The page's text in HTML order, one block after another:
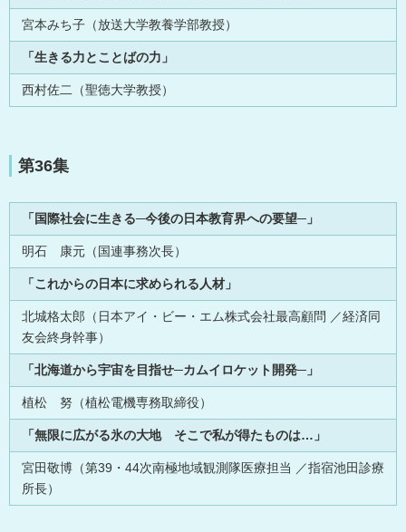
宮本みち子（放送大学教養学部教授）
「生きる力とことばの力」
西村佐二（聖徳大学教授）
第36集
「国際社会に生きる─今後の日本教育界への要望─」
明石 康元（国連事務次長）
「これからの日本に求められる人材」
北城格太郎（日本アイ・ビー・エム株式会社最高顧問 ／経済同
友会終身幹事）
「北海道から宇宙を目指せ─カムイロケット開発─」
植松 努（植松電機専務取締役）
「無限に広がる氷の大地 そこで私が得たものは…」
宮田敬博（第39・44次南極地域観測隊医療担当 ／指宿池田診療
所長）